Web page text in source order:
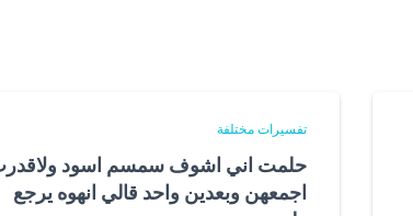
تفسيرات مختلفة
حلمت اني اشوف سمسم اسود
اجمعهن وبعدين واحد قالي انهوه يرجع